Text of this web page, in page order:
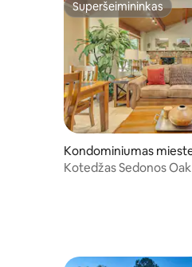
Superšeimininkas
Superšeimininkas
Kondominiumas
na
Kotedžas Sedonos